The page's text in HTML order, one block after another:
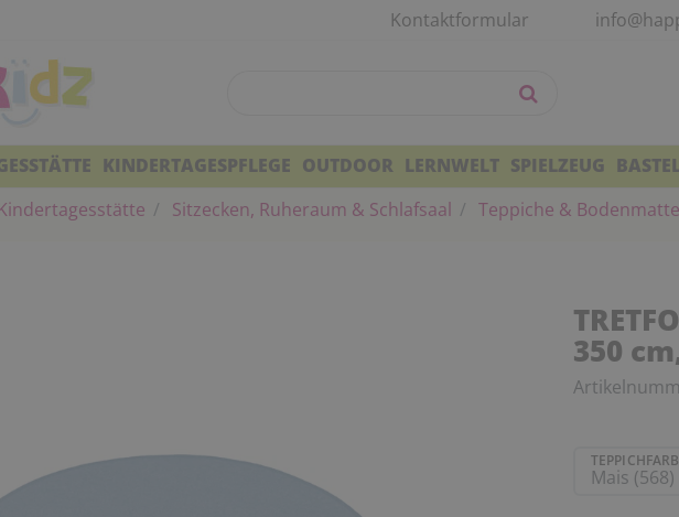
Kontaktformular
KINDERTAGESPFLEGE OUTDOOR LERNWELT SPIELZEUG
Kindertagesstätte Sitzecken, Ruheraum & Schlafsaal Teppiche &
350